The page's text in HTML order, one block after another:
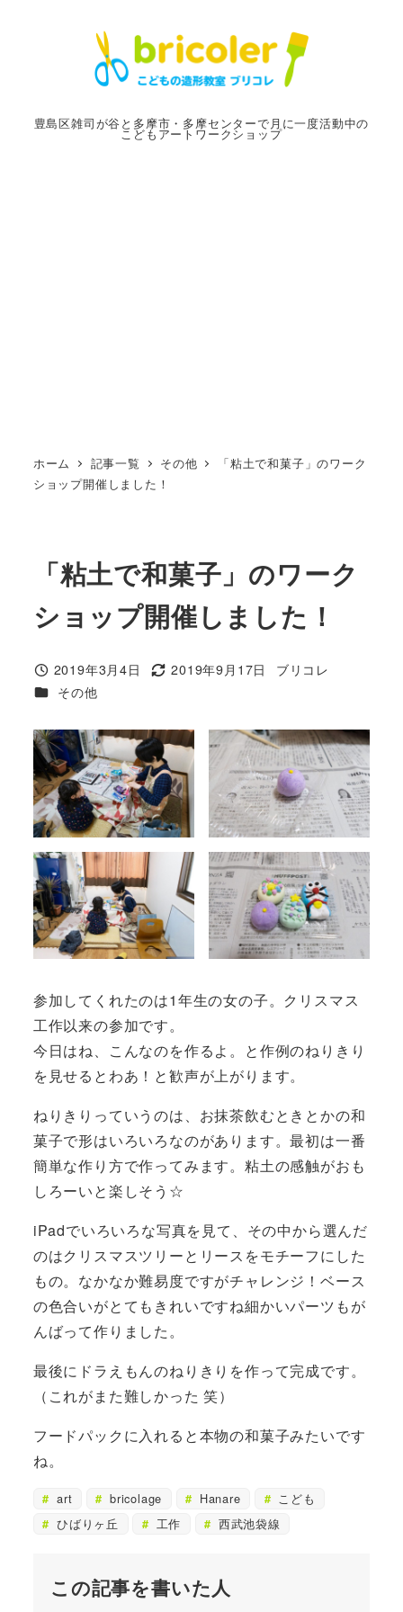
豊島区雑司が谷と多摩市・多摩センターで月に一度活動中の
こどもアートワークショップ
ホーム 記事一覧 その他
「粘土で和菓子」のワーク
ショップ開催しました！
「粘土で和菓子」のワーク
ショップ開催しました！
投稿日
2019年3月4日
更新日
2019年9月17日
著
ブリコレ
カテゴリー
その他
参加してくれたのは1年生の女の子。クリスマス
工作以来の参加です。
今日はね、こんなのを作るよ。と作例のねりきり
を見せるとわあ！と歓声が上がります。
ねりきりっていうのは、お抹茶飲むときとかの和
菓子で形はいろいろなのがあります。最初は一番
簡単な作り方で作ってみます。粘土の感触がおも
しろーいと楽しそう☆
iPadでいろいろな写真を見て、その中から選んだ
のはクリスマスツリーとリースをモチーフにした
もの。なかなか難易度ですがチャレンジ！ベース
の色合いがとてもきれいですね細かいパーツもが
んばって作りました。
最後にドラえもんのねりきりを作って完成です。
（これがまた難しかった 笑）
フードパックに入れると本物の和菓子みたいです
ね。
art bricolage Hanare
こども
ひばりヶ丘
工作 西武池袋線
この記事を書いた人